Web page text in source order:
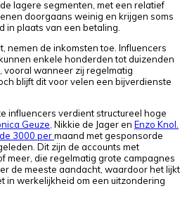
lagere segmenten, met een relatief
doorgaans weinig en krijgen soms
in plaats van een betaling.
nemen de inkomsten toe. Influencers
enkele honderden tot duizenden
vooral wanneer zij regelmatig
blijft dit voor velen een bijverdienste
influencers verdient structureel hoge
Geuze, Nikkie de Jager en Enzo Knol.
3000 permaand met gesponsorde
Dit zijn de accounts met
meer, die regelmatig grote campagnes
de meeste aandacht, waardoor het lijkt
in werkelijkheid om een uitzondering